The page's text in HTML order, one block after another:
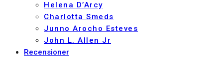
Helena D’Arcy
Charlotta Smeds
Junno Arocho Esteves
John L. Allen Jr
Recensioner